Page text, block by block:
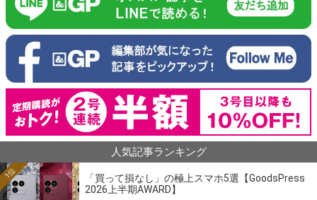
人気記事ランキング
「買って損なし」の極上スマホ5選【GoodsPress
2026上半期AWARD】
1位